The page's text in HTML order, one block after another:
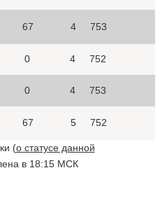
67 4 753
0 4 752
0 4 753
67 5 752
(о статусе данной
в 18:15 МСК